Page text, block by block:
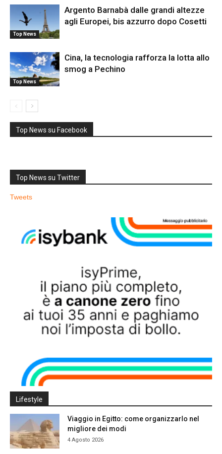
Top News
Argento Barnabà dalle grandi altezze
agli Europei, bis azzurro dopo Cosetti
Top News
Cina, la tecnologia rafforza la lotta allo
smog a Pechino
Top News su Facebook
Top News su Twitter
Tweets
Lifestyle
Viaggio in Egitto: come organizzarlo nel
migliore dei modi
4 Agosto 2026